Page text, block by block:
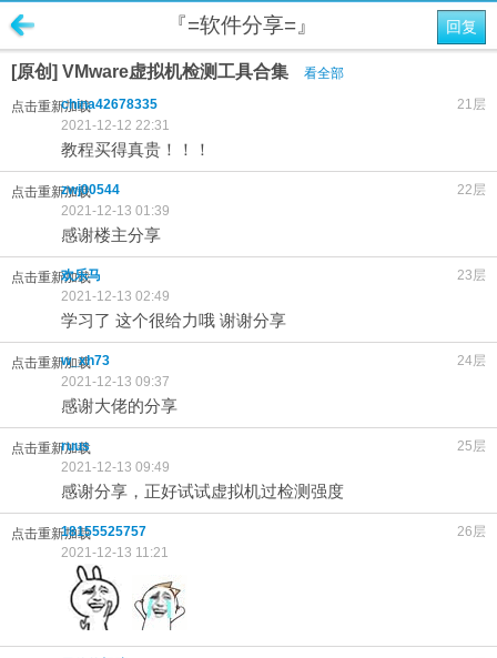
回复
『=软件分享=』
[原创] VMware虚拟机检测工具合集 看全部
点击重新加载 21层
china42678335
2021-12-12 22:31
教程买得真贵！！！
点击重新加载 22层
zwj00544
2021-12-13 01:39
感谢楼主分享
点击重新加载 23层
欢乐马
2021-12-13 02:49
学习了 这个很给力哦 谢谢分享
点击重新加载 24层
w_xh73
2021-12-13 09:37
感谢大佬的分享
点击重新加载 25层
ruus
2021-12-13 09:49
感谢分享，正好试试虚拟机过检测强度
点击重新加载 26层
18155525757
2021-12-13 11:21